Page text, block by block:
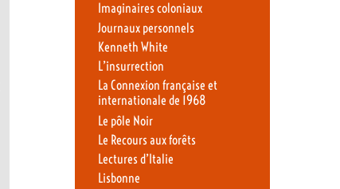
Imaginaires coloniaux
Journaux personnels
Kenneth White
L’insurrection
La Connexion française et
internationale de 1968
Le pôle Noir
Le Recours aux forêts
Lectures d’Italie
Lisbonne